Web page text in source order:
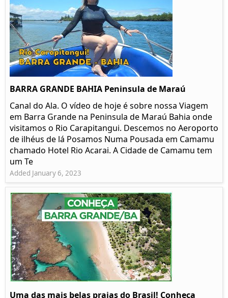
BARRA GRANDE BAHIA Peninsula de Maraú
Canal do Ala. O vídeo de hoje é sobre nossa Viagem
em Barra Grande na Peninsula de Maraú Bahia onde
visitamos o Rio Carapitangui. Descemos no Aeroporto
de ilhéus de lá Posamos Numa Pousada em Camamu
chamado Hotel Rio Acarai. A Cidade de Camamu tem
um Te
Added January 6, 2023
Uma das mais belas praias do Brasil! Conheça